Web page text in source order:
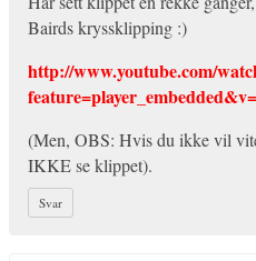
Bairds kryssklipping :)
http://www.youtube.com/
(Men, OBS: Hvis du ikke vil
IKKE se klippet).
Svar